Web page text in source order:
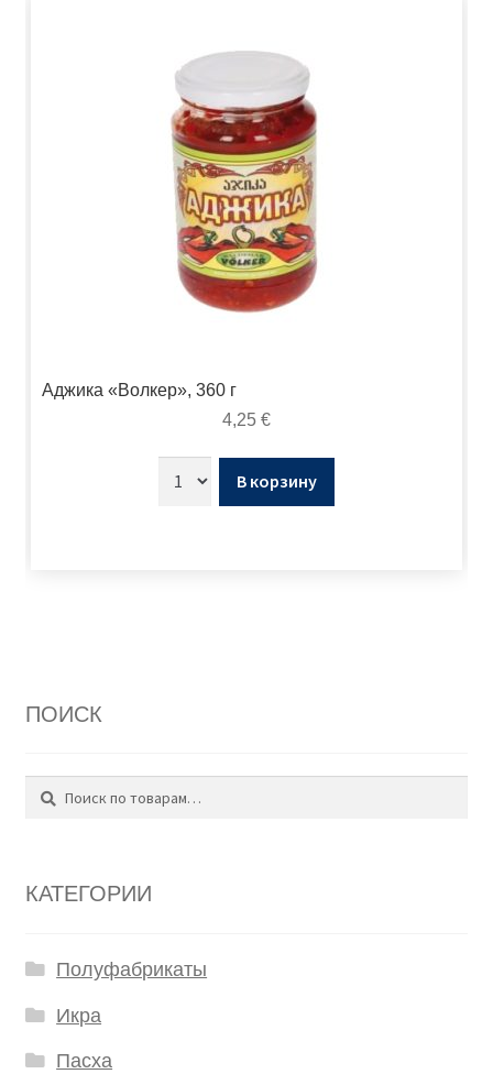
Аджика «Волкер», 360 г
4,25 €
В корзину
ПОИСК
Поиск
КАТЕГОРИИ
Полуфабрикаты
Икра
Пасха